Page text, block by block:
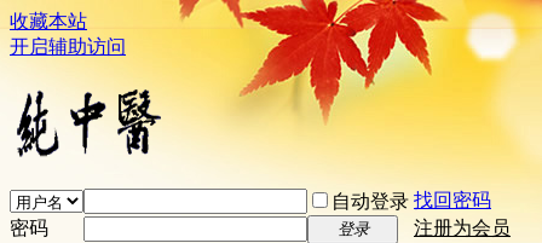
收藏本站
开启辅助访问
自动登录 找回密码
密码
登录
注册为会员